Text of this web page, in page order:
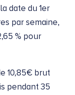
date du 1er
par semaine,
% pour
10,85€ brut
pendant 35